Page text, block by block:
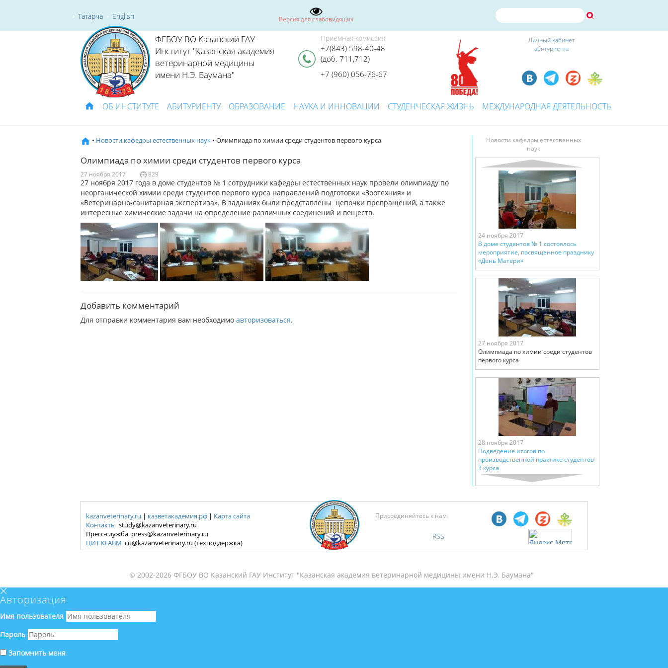
Татарча English Версия для слабовидящих
ФГБОУ ВО Казанский ГАУ
Институт "Казанская академия
ветеринарной медицины
имени Н.Э. Баумана"
Приемная комиссия
+7(843) 598-40-48
(доб. 711,712)
+7 (960) 056-76-67
Личный кабинет
абитуриента
ОБ ИНСТИТУТЕ АБИТУРИЕНТУ ОБРАЗОВАНИЕ НАУКА И ИННОВАЦИИ СТУДЕНЧЕСКАЯ ЖИЗНЬ МЕЖДУНАРОДНАЯ ДЕЯТЕЛЬНОСТЬ
• Новости кафедры естественных наук • Олимпиада по химии среди студентов первого курса
Олимпиада по химии среди студентов первого курса
27 ноября 2017 829
27 ноября 2017 года в доме студентов № 1 сотрудники кафедры естественных наук провели олимпиаду по
неорганической химии среди студентов первого курса направлений подготовки «Зоотехния» и
«Ветеринарно-санитарная экспертиза». В заданиях были представлены цепочки превращений, а также
интересные химические задачи на определение различных соединений и веществ.
Добавить комментарий
Для отправки комментария вам необходимо авторизоваться.
Новости кафедры естественных
наук
24 ноября 2017
В доме студентов № 1 состоялось
мероприятие, посвященное празднику
«День Матери»
27 ноября 2017
Олимпиада по химии среди студентов
первого курса
28 ноября 2017
Подведение итогов по
производственной практике студентов
3 курса
kazanveterinary.ru | казветакадемия.рф | Карта сайта
Контакты study@kazanveterinary.ru
Пресс-служба press@kazanveterinary.ru
ЦИТ КГАВМ cit@kazanveterinary.ru (техподдержка)
Присоединяйтесь к нам
RSS
© 2002-2026 ФГБОУ ВО Казанский ГАУ Институт "Казанская академия ветеринарной медицины имени Н.Э. Баумана"
Авторизация
Имя пользователя
Пароль
Запомнить меня